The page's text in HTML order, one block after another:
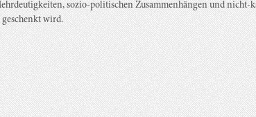
sozio-politischen Zusammenhängen und nicht-
wird.